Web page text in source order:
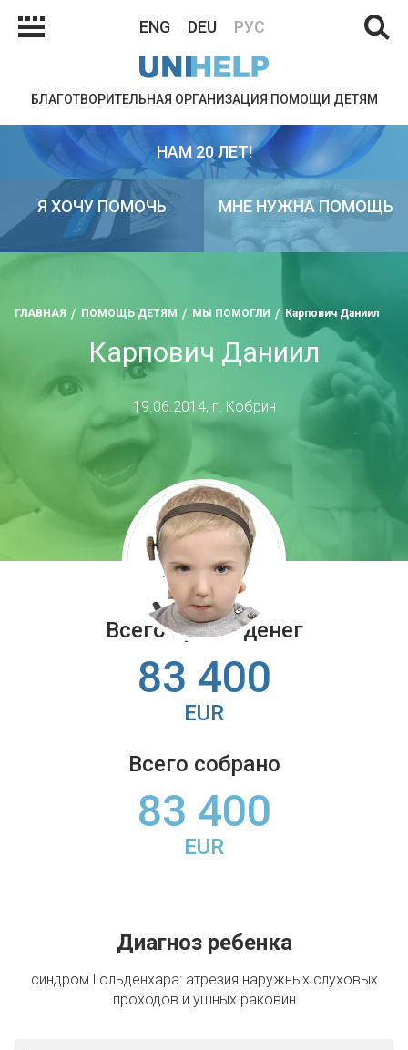
ENG DEU РУС
БЛАГОТВОРИТЕЛЬНАЯ ОРГАНИЗАЦИЯ ПОМОЩИ ДЕТЯМ
НАМ 20 ЛЕТ!
Я ХОЧУ ПОМОЧЬ МНЕ НУЖНА ПОМОЩЬ
ГЛАВНАЯ ПОМОЩЬ ДЕТЯМ МЫ ПОМОГЛИ Карпович Даниил
Карпович Даниил
19.06.2014, г. Кобрин
Всего нужно денег
83 400
EUR
Всего собрано
83 400
EUR
Диагноз ребенка
синдром Гольденхара: атрезия наружных слуховых
проходов и ушных раковин